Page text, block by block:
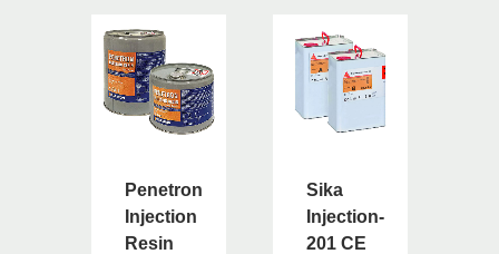
Penetron
Injection
Resin
Sika
Injection-
201 CE